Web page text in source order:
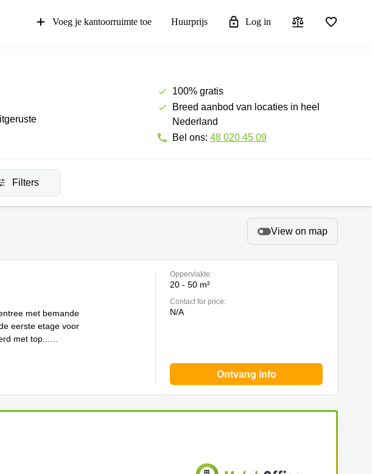
Voeg je kantoorruimte toe Huurprijs Log in
100% gratis
Breed aanbod van locaties in heel
Nederland
Bel ons: 48 020 45 09
Filters
View on map
met bemande
eerste etage voor
met top
Oppervlakte:
20 - 50 m²
Contact for price:
N/A
Ontvang info